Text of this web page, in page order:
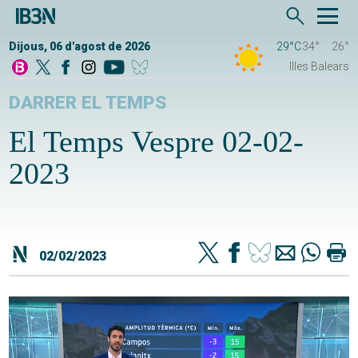
Dijous, 06 d'agost de 2026 29°C34°
26°
Illes Balears
DARRER EL TEMPS
El Temps Vespre 02-02-
2023
02/02/2023